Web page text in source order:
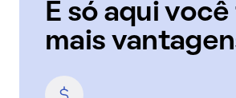
E só aqui
mais